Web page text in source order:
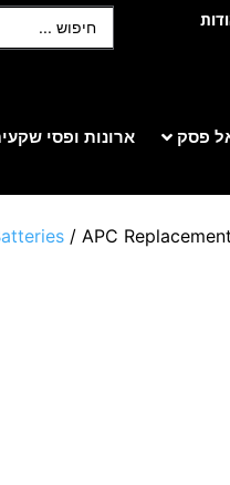
פסק ארונות ופסי
/ APC